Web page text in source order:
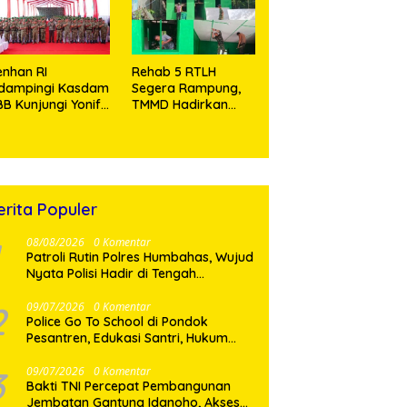
Tramadol
RI
Kasdam
Kunjungi Yonif
Rehab 5 RTLH
Segera Rampung,
TMMD Hadirkan
Populer
08/08/2026 0 Komentar
Patroli Rutin Polres Humbahas, Wujud
Nyata Polisi Hadir di Tengah
09/07/2026 0 Komentar
Police Go To School di Pondok
Pesantren, Edukasi Santri, Hukum
Muda
09/07/2026 0 Komentar
Bakti TNI Percepat Pembangunan
Jembatan Gantung Idanoho, Akses